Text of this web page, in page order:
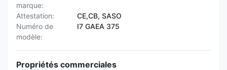
marque:
Attestation:
CE,CB, SASO
Numéro de
modèle:
I7 GAEA 375
Propriétés commerciales